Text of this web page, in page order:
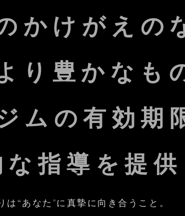
かけがえの
り豊かなも
ムの有効期
指導を提供
“あなた"に真摯に向き合うこと。